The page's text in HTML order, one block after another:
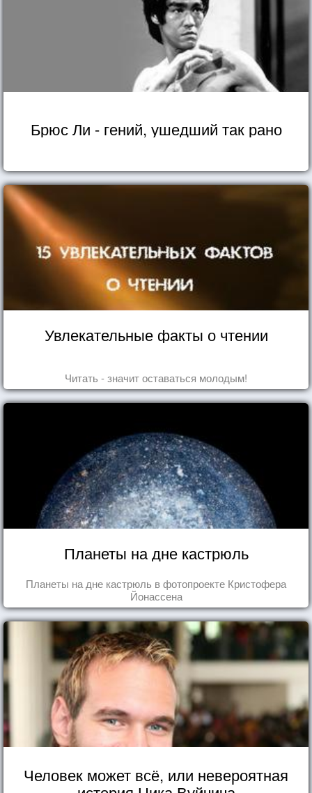
Брюс Ли - гений, ушедший так рано
Увлекательные факты о чтении
Читать - значит оставаться молодым!
Планеты на дне кастрюль
Планеты на дне кастрюль в фотопроекте Кристофера
Йонассена
Человек может всё, или невероятная